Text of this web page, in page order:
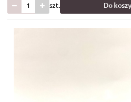
szt.
Do